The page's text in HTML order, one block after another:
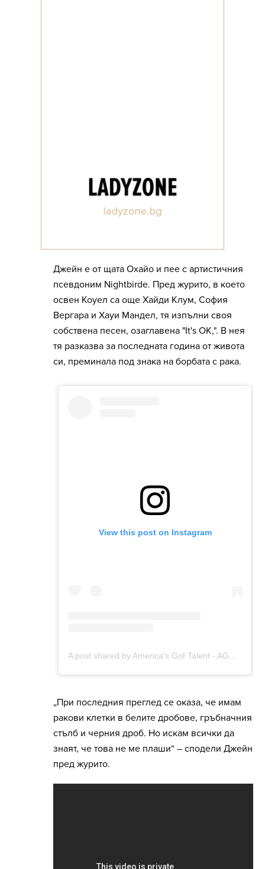
Джейн е от щата Охайо и пее с артистичния
псевдоним Nightbirde. Пред журито, в което
освен Коуел са още Хайди Клум, София
Вергара и Хауи Мандел, тя изпълни своя
собствена песен, озаглавена "It's OK,". В нея
тя разказва за последната година от живота
си, преминала под знака на борбата с рака.
„При последния преглед се оказа, че имам
ракови клетки в белите дробове, гръбначния
стълб и черния дроб. Но искам всички да
знаят, че това не ме плаши“ – сподели Джейн
пред журито.